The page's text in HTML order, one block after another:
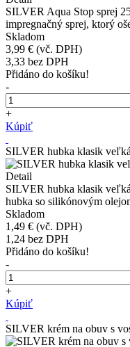
SILVER Aqua Stop sprej
impregnačný sprej, ktorý
Skladom
3,99 € (vč. DPH)
3,33 bez DPH
Přidáno do košíku!
-
+
Kúpiť
SILVER hubka klasik
Detail
SILVER hubka klasik veľká
hubka so silikónovým
Skladom
1,49 € (vč. DPH)
1,24 bez DPH
Přidáno do košíku!
-
+
Kúpiť
SILVER krém na obuv s